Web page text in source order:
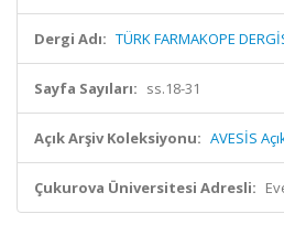
Dergi Adı: TÜRK FARMAKOPE
Sayfa Sayıları: ss.18-31
Açık Arşiv Koleksiyonu: AVESİS
Çukurova Üniversitesi Adresli: